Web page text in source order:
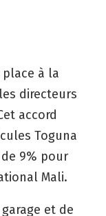
place à la
directeurs
accord
Toguna
9% pour
Mali.
et de